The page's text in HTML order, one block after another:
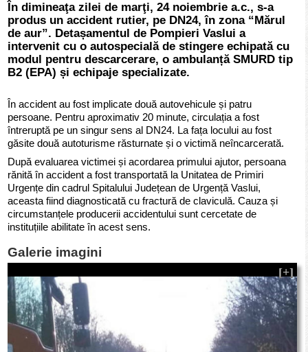
În dimineaţa zilei de marţi, 24 noiembrie a.c., s-a
produs un accident rutier, pe DN24, în zona “Mărul
de aur”. Detașamentul de Pompieri Vaslui a
intervenit cu o autospecială de stingere echipată cu
modul pentru descarcerare, o ambulanță SMURD tip
B2 (EPA) și echipaje specializate.
În accident au fost implicate două autovehicule și patru
persoane. Pentru aproximativ 20 minute, circulația a fost
întreruptă pe un singur sens al DN24. La fața locului au fost
găsite două autoturisme răsturnate și o victimă neîncarcerată.
După evaluarea victimei și acordarea primului ajutor, persoana
rănită în accident a fost transportată la Unitatea de Primiri
Urgențe din cadrul Spitalului Județean de Urgență Vaslui,
aceasta fiind diagnosticată cu fractură de claviculă. Cauza și
circumstanțele producerii accidentului sunt cercetate de
instituțiile abilitate în acest sens.
Galerie imagini